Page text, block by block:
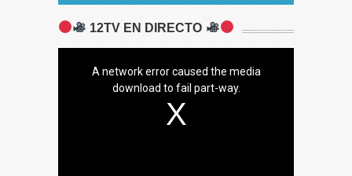
12TV EN DIRECTO
A network error caused the media
download to fail part-way.